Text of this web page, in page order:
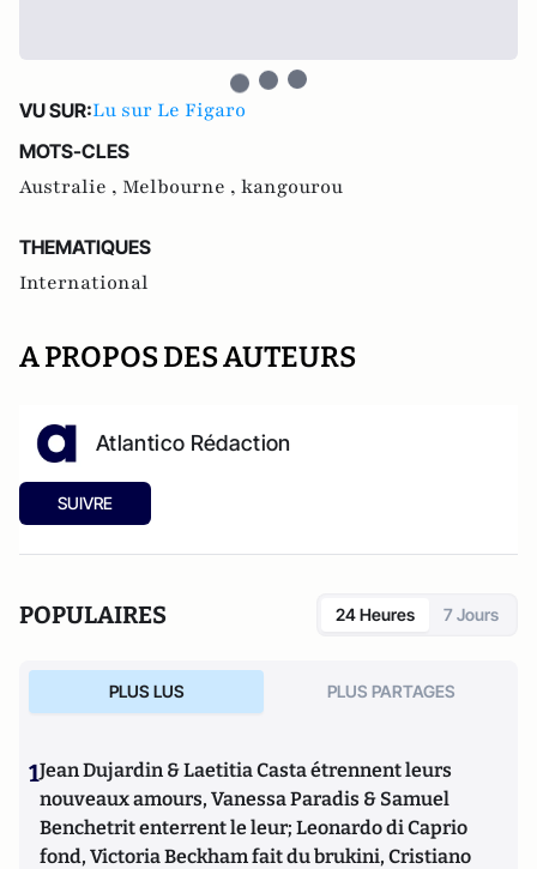
VU SUR:Lu sur Le Figaro
MOTS-CLES
Australie , Melbourne , kangourou
THEMATIQUES
International
A PROPOS DES AUTEURS
Atlantico Rédaction
SUIVRE
POPULAIRES 24 Heures 7 Jours
PLUS LUS PLUS PARTAGES
1Jean Dujardin & Laetitia Casta étrennent leurs
nouveaux amours, Vanessa Paradis & Samuel
Benchetrit enterrent le leur; Leonardo di Caprio
fond, Victoria Beckham fait du brukini, Cristiano